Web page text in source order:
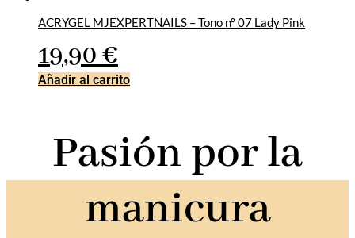
ACRYGEL MJEXPERTNAILS – Tono nº 07 Lady Pink
19,90€
Añadir al carrito
Pasión por la
manicura